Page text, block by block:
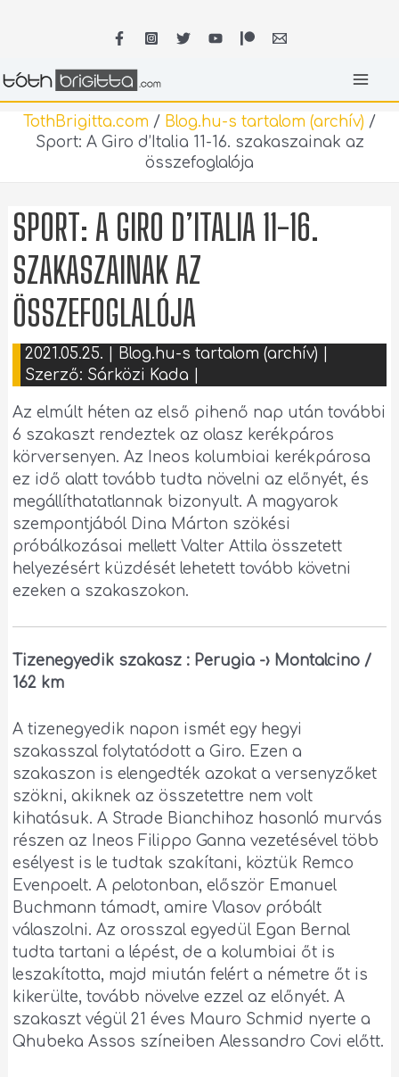
TothBrigitta.com / Blog.hu-s tartalom (archív) /
Sport: A Giro d’Italia 11-16. szakaszainak az
összefoglalója
SPORT: A GIRO D’ITALIA 11-16.
SZAKASZAINAK AZ
ÖSSZEFOGLALÓJA
2021.05.25. Blog.hu-s tartalom (archív)
Szerző: Sárközi Kada
Az elmúlt héten az első pihenő nap után további
6 szakaszt rendeztek az olasz kerékpáros
körversenyen. Az Ineos kolumbiai kerékpárosa
ez idő alatt tovább tudta növelni az előnyét, és
megállíthatatlannak bizonyult. A magyarok
szempontjából Dina Márton szökési
próbálkozásai mellett Valter Attila összetett
helyezésért küzdését lehetett tovább követni
ezeken a szakaszokon.
Tizenegyedik szakasz : Perugia -› Montalcino /
162 km
A tizenegyedik napon ismét egy hegyi
szakasszal folytatódott a Giro. Ezen a
szakaszon is elengedték azokat a versenyzőket
szökni, akiknek az összetettre nem volt
kihatásuk. A Strade Bianchihoz hasonló murvás
részen az Ineos Filippo Ganna vezetésével több
esélyest is le tudtak szakítani, köztük Remco
Evenpoelt. A pelotonban, először Emanuel
Buchmann támadt, amire Vlasov próbált
válaszolni. Az orosszal egyedül Egan Bernal
tudta tartani a lépést, de a kolumbiai őt is
leszakította, majd miután felért a németre őt is
kikerülte, tovább növelve ezzel az előnyét. A
szakaszt végül 21 éves Mauro Schmid nyerte a
Qhubeka Assos színeiben Alessandro Covi előtt.